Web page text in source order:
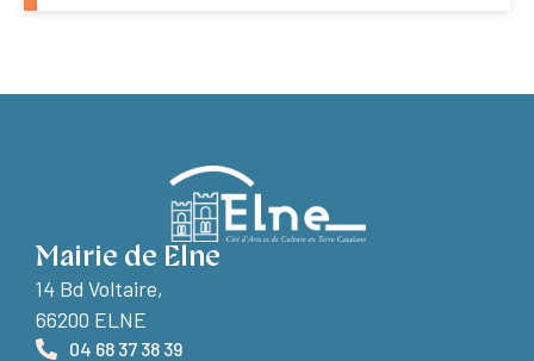
Mairie de Elne
14 Bd Voltaire,
66200 ELNE
04 68 37 38 39